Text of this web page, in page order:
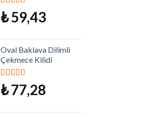
5 üzerinden
5.00oy aldı
₺59,43
Oval Baklava Dilimli
Çekmece Kilidi
5 üzerinden
5.00oy aldı
₺77,28